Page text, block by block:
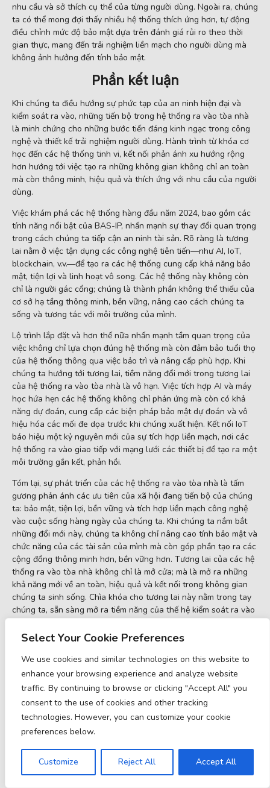
Select Your Cookie Preferences
We use cookies and similar technologies on this website to
enhance your browsing experience and analyze website
traffic. By continuing to browse or clicking "Accept All" you
consent to the use of cookies and other tracking
technologies. However, you can customize your cookie
preferences below.
Customize Reject All Accept All
nhu cầu và sở thích cụ thể của từng người dùng. Ngoài ra, chúng
ta có thể mong đợi thấy nhiều hệ thống thích ứng hơn, tự động
điều chỉnh mức độ bảo mật dựa trên đánh giá rủi ro theo thời
gian thực, mang đến trải nghiệm liền mạch cho người dùng mà
không ảnh hưởng đến tính bảo mật.
Phần kết luận
Khi chúng ta điều hướng sự phức tạp của an ninh hiện đại và
kiểm soát ra vào, những tiến bộ trong hệ thống ra vào tòa nhà
là minh chứng cho những bước tiến đáng kinh ngạc trong công
nghệ và thiết kế trải nghiệm người dùng. Hành trình từ khóa cơ
học đến các hệ thống tinh vi, kết nối phản ánh xu hướng rộng
hơn hướng tới việc tạo ra những không gian không chỉ an toàn
mà còn thông minh, hiệu quả và thích ứng với nhu cầu của người
dùng.
Việc khám phá các hệ thống hàng đầu năm 2024, bao gồm các
tính năng nổi bật của BAS-IP, nhấn mạnh sự thay đổi quan trọng
trong cách chúng ta tiếp cận an ninh tài sản. Rõ ràng là tương
lai nằm ở việc tận dụng các công nghệ tiên tiến—như AI, IoT,
blockchain, v.v.—để tạo ra các hệ thống cung cấp khả năng bảo
mật, tiện lợi và linh hoạt vô song. Các hệ thống này không còn
chỉ là người gác cổng; chúng là thành phần không thể thiếu của
cơ sở hạ tầng thông minh, bền vững, nâng cao cách chúng ta
sống và tương tác với môi trường của mình.
Lộ trình lắp đặt và hơn thế nữa nhấn mạnh tầm quan trọng của
việc không chỉ lựa chọn đúng hệ thống mà còn đảm bảo tuổi thọ
của hệ thống thông qua việc bảo trì và nâng cấp phù hợp. Khi
chúng ta hướng tới tương lai, tiềm năng đổi mới trong tương lai
của hệ thống ra vào tòa nhà là vô hạn. Việc tích hợp AI và máy
học hứa hẹn các hệ thống không chỉ phản ứng mà còn có khả
năng dự đoán, cung cấp các biện pháp bảo mật dự đoán và vô
hiệu hóa các mối đe dọa trước khi chúng xuất hiện. Kết nối IoT
báo hiệu một kỷ nguyên mới của sự tích hợp liền mạch, nơi các
hệ thống ra vào giao tiếp với mạng lưới các thiết bị để tạo ra một
môi trường gắn kết, phản hồi.
Tóm lại, sự phát triển của các hệ thống ra vào tòa nhà là tấm
gương phản ánh các ưu tiên của xã hội đang tiến bộ của chúng
ta: bảo mật, tiện lợi, bền vững và tích hợp liền mạch công nghệ
vào cuộc sống hàng ngày của chúng ta. Khi chúng ta nắm bắt
những đổi mới này, chúng ta không chỉ nâng cao tính bảo mật và
chức năng của các tài sản của mình mà còn góp phần tạo ra các
cộng đồng thông minh hơn, bền vững hơn. Tương lai của các hệ
thống ra vào tòa nhà không chỉ là mở cửa; mà là mở ra những
khả năng mới về an toàn, hiệu quả và kết nối trong không gian
chúng ta sinh sống. Chìa khóa cho tương lai này nằm trong tay
chúng ta, sẵn sàng mở ra tiềm năng của thế hệ kiểm soát ra vào
14 April 2026 Articles
Lối vào tiếp cận cho mọi người: tại sao BAS-IP AV-
08FBIL phù hợp cho các dự án chính phủ và thành phố
Bảng gọi cửa là điểm tiếp xúc đầu tiên giữa tòa nhà và con người.
Và nếu tòa nhà đó thuộc về thành phố, xã hội, y tế hoặc giáo dục,